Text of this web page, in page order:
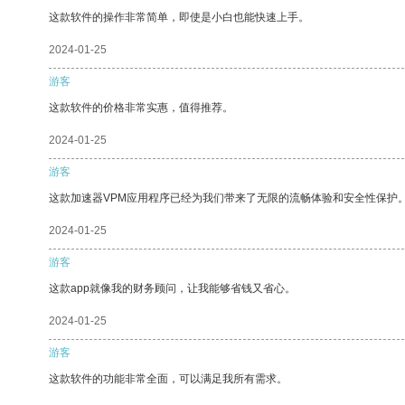
这款软件的操作非常简单，即使是小白也能快速上手。
2024-01-25
游客
这款软件的价格非常实惠，值得推荐。
2024-01-25
游客
这款加速器VPM应用程序已经为我们带来了无限的流畅体验和安全性保护
2024-01-25
游客
这款app就像我的财务顾问，让我能够省钱又省心。
2024-01-25
游客
这款软件的功能非常全面，可以满足我所有需求。